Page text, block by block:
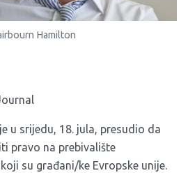
Hamilton
u srijedu, 18. jula, presudio da
pravo na prebivalište
su građani/ke Evropske unije.